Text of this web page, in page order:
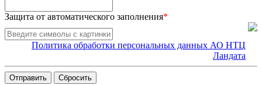
Защита от автоматического заполнения*
Политика обработки персональных данных АО НТЦ
Ландата